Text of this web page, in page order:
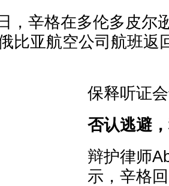
，辛格在多伦多皮尔
比亚航空公司航班返
保释听证
否认逃避
辩护律师
示，辛格